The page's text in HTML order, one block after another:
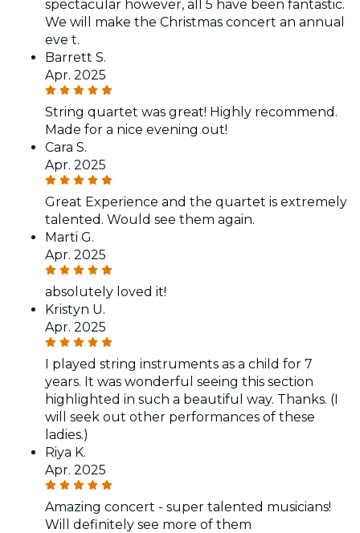
spectacular however, all 5 have been fantastic.
We will make the Christmas concert an annual
eve t.
Barrett S.
Apr. 2025
String quartet was great! Highly recommend.
Made for a nice evening out!
Cara S.
Apr. 2025
Great Experience and the quartet is extremely
talented. Would see them again.
Marti G.
Apr. 2025
absolutely loved it!
Kristyn U.
Apr. 2025
I played string instruments as a child for 7
years. It was wonderful seeing this section
highlighted in such a beautiful way. Thanks. (I
will seek out other performances of these
ladies.)
Riya K.
Apr. 2025
Amazing concert - super talented musicians!
Will definitely see more of them